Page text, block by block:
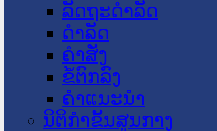
ລັດຖະດໍາລັດ
ດໍາລັດ
ຄໍາສັ່ງ
ຂໍ້ຕົກລົງ
ຄໍາແນະນໍາ
ນິຕິກໍາຂັ້ນສູນກາງ